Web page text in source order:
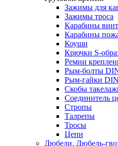
Зажимы для
Зажимы троса
Карабины
Карабины
Коуши
Крючки S-
Ремни
Рым-болты
Рым-гайки
Скобы
Соединитель
Стропы
Талрепы
Тросы
Цепи
Дюбели. Дюбель-